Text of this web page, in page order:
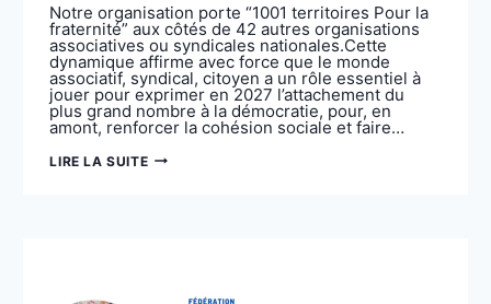
Notre organisation porte “1001 territoires Pour la
fraternité” aux côtés de 42 autres organisations
associatives ou syndicales nationales.Cette
dynamique affirme avec force que le monde
associatif, syndical, citoyen a un rôle essentiel à
jouer pour exprimer en 2027 l’attachement du
plus grand nombre à la démocratie, pour, en
amont, renforcer la cohésion sociale et faire…
LIRE LA SUITE 1001